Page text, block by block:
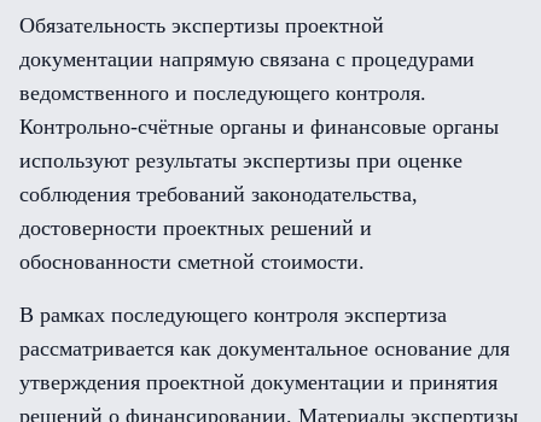
Обязательность экспертизы проектной
документации напрямую связана с процедурами
ведомственного и последующего контроля.
Контрольно-счётные органы и финансовые органы
используют результаты экспертизы при оценке
соблюдения требований законодательства,
достоверности проектных решений и
обоснованности сметной стоимости.
В рамках последующего контроля экспертиза
рассматривается как документальное основание для
утверждения проектной документации и принятия
решений о финансировании. Материалы экспертизы